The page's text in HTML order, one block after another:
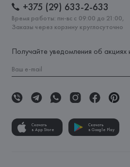
+375 (29) 633-2-633
Время работы: пн-вс с 09:00 до 21:00,
Заказы через корзину круглосуточно
Получайте уведомления об акциях
Скачать
в App Store
Скачать
в Google Play